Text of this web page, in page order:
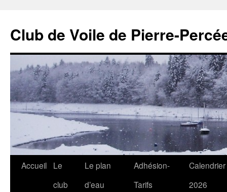
Club de Voile de Pierre-
Aller
Accueil
Le
club
Le plan
d’eau
Adhésion-
Tarifs
Calendrier
2026